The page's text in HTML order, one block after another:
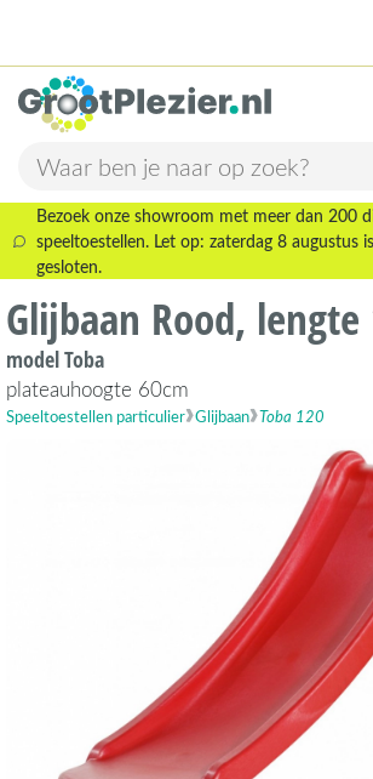
»13.945
Bezoek onze showroom met meer dan 200
speeltoestellen. Let op: zaterdag 8 augustus
gesloten.
Glijbaan Rood, lengte
model Toba
plateauhoogte 60cm
Speeltoestellen particulier Glijbaan Toba 120